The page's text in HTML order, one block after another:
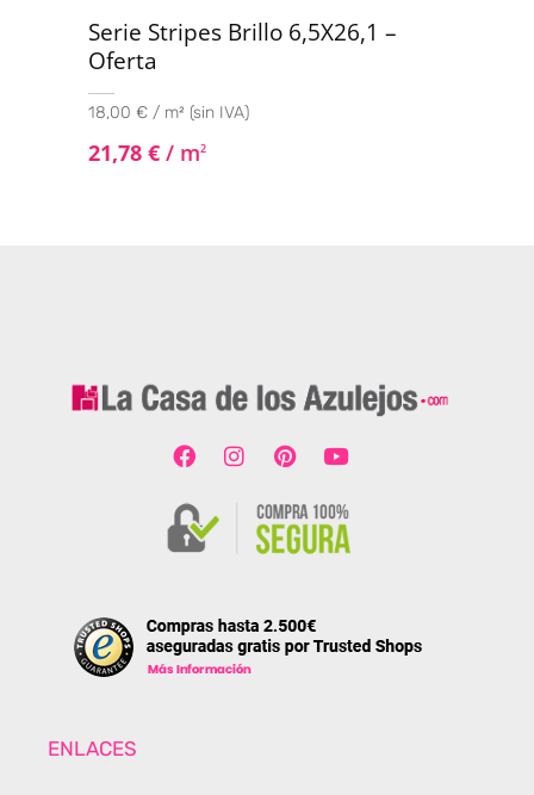
Serie Stripes Brillo 6,5X26,1 –
Oferta
18,00 € / m² (sin IVA)
21,78 € / m2
ENLACES